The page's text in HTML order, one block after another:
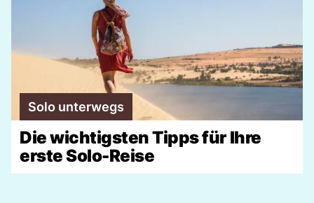
Solo unterwegs
Die wichtigsten Tipps für Ihre
erste Solo-Reise